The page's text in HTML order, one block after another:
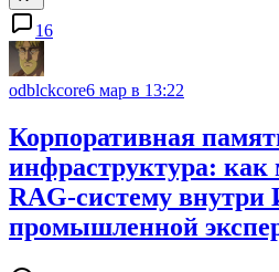
16
odblckcore6 мар в 13:22
Корпоративная
инфраструктура:
RAG-систему
промышленной